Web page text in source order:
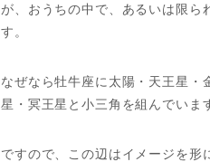
が、おうちの中で、あるいは限ら
す。
なぜなら牡牛座に太陽・天王星・
星・冥王星と小三角を組んでいま
ですので、この辺はイメージを形